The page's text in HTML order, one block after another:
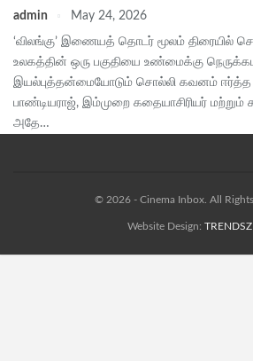
admin May 24, 2026
‘விலங்கு’ இணையத் தொடர் மூலம் திரையில்
உலகத்தின் ஒரு பகுதியை உண்மைக்கு
இயல்புத்தன்மையோடும் சொல்லி கவனம் ஈர்த்த
பாண்டியராஜ், இம்முறை கதையாசிரியர்
அதே…
© 2026 - Cinema Inbox. All Rights
Website Design: